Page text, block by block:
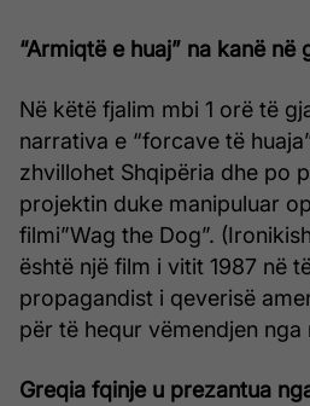
“Armiqtë e huaj” na kanë në
Në këtë fjalim mbi 1 orë të
narrativa e “forcave të
zhvillohet Shqipëria dhe po
projektin duke manipuluar
filmi”Wag the Dog”.
është një film i vitit 1987 në
propagandist i qeverisë
për të hequr vëmendjen nga
Greqia fqinje u prezantua